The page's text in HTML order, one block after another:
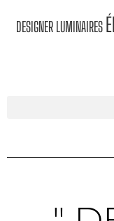
DESIGNER LUMINAIRES